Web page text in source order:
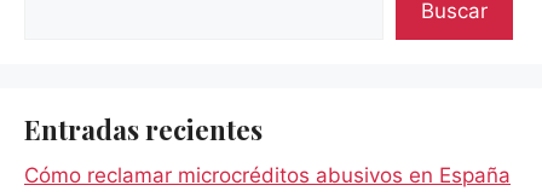
Buscar
Entradas recientes
Cómo reclamar microcréditos abusivos en España